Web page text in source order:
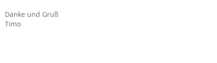
Danke und Gruß
Timo